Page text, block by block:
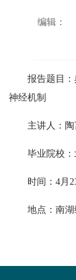
编辑：
报告题目
神经机制
主讲人：陶
毕业院校
时间：4月
地点：南